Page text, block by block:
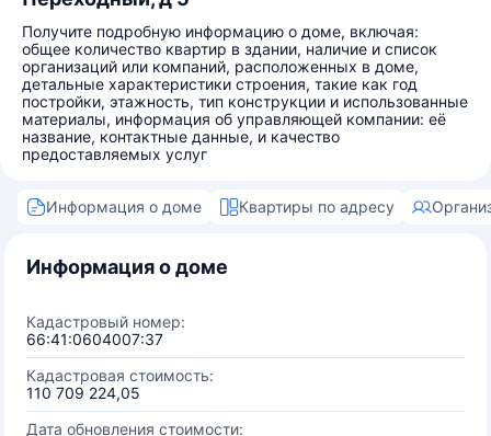
Получите подробную информацию о доме, включая:
общее количество квартир в здании, наличие и список
организаций или компаний, расположенных в доме,
детальные характеристики строения, такие как год
постройки, этажность, тип конструкции и использованные
материалы, информация об управляющей компании: её
название, контактные данные, и качество
предоставляемых услуг
Информация о доме Квартиры по адресу
Информация о доме
Кадастровый номер:
66:41:0604007:37
Кадастровая стоимость:
110 709 224,05
Дата обновления стоимости: